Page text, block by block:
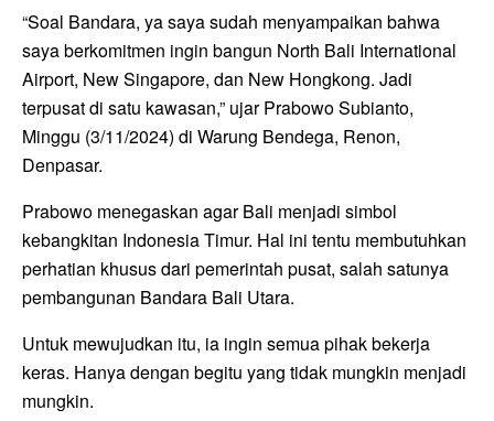
“Soal Bandara, ya saya sudah menyampaikan bahwa
saya berkomitmen ingin bangun North Bali International
Airport, New Singapore, dan New Hongkong. Jadi
terpusat di satu kawasan,” ujar Prabowo Subianto,
Minggu (3/11/2024) di Warung Bendega, Renon,
Denpasar.
Prabowo menegaskan agar Bali menjadi simbol
kebangkitan Indonesia Timur. Hal ini tentu membutuhkan
perhatian khusus dari pemerintah pusat, salah satunya
pembangunan Bandara Bali Utara.
Untuk mewujudkan itu, ia ingin semua pihak bekerja
keras. Hanya dengan begitu yang tidak mungkin menjadi
mungkin.